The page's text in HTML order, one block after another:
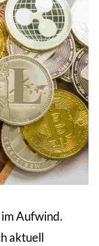
Aufwind.
aktuell